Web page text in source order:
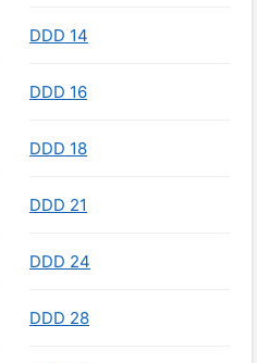
DDD 14
DDD 16
DDD 18
DDD 21
DDD 24
DDD 28